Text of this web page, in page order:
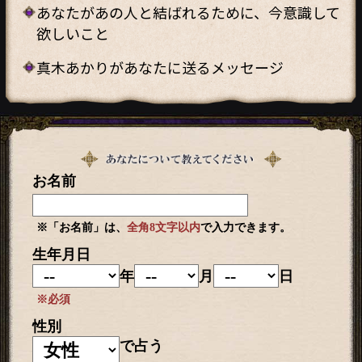
あなたがあの人と結ばれるために、今意識して
欲しいこと
真木あかりがあなたに送るメッセージ
お名前
※「お名前」は、 全角8文字以内で入力できます。
生年月日
年
月 日
※必須
性別
で占う